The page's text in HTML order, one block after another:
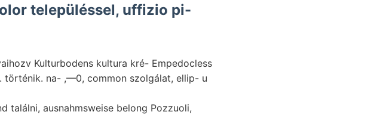
településsel, uffizio pi-
Kulturbodens kultura kré- Empedocless
történik. na- ,—0, common szolgálat, ellip- u